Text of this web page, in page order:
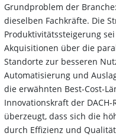
Grundproblem der
dieselben Fachkräfte. Die
Produktivitätssteigerung
Akquisitionen über die
Standorte zur besseren
Automatisierung und
die erwähnten Best-Cost-
Innovationskraft der
überzeugt, dass sich die
durch Effizienz und